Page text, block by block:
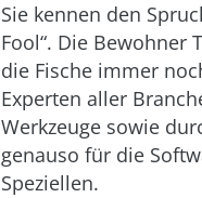
Sie kennen den
Fool“. Die Bewohner
die Fische immer
Experten aller
Werkzeuge sowie
genauso für die
Speziellen.